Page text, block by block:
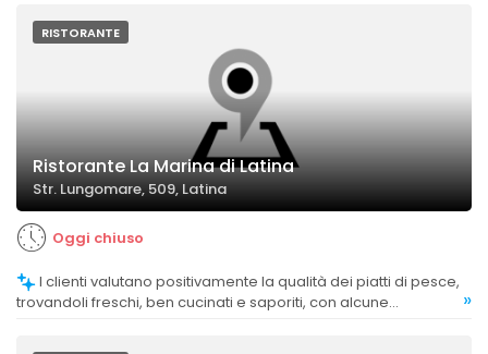
RISTORANTE
Ristorante La Marina di Latina
Str. Lungomare, 509, Latina
Oggi chiuso
trovandoli freschi, ben cucinati e saporiti, con alcune
»